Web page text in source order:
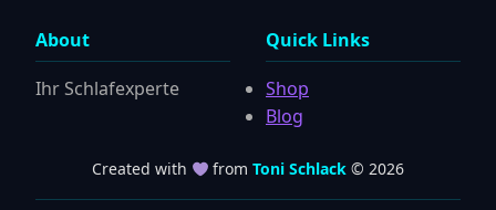
About
Ihr Schlafexperte
Quick Links
Shop
Blog
Created with fromToni Schlack © 2026